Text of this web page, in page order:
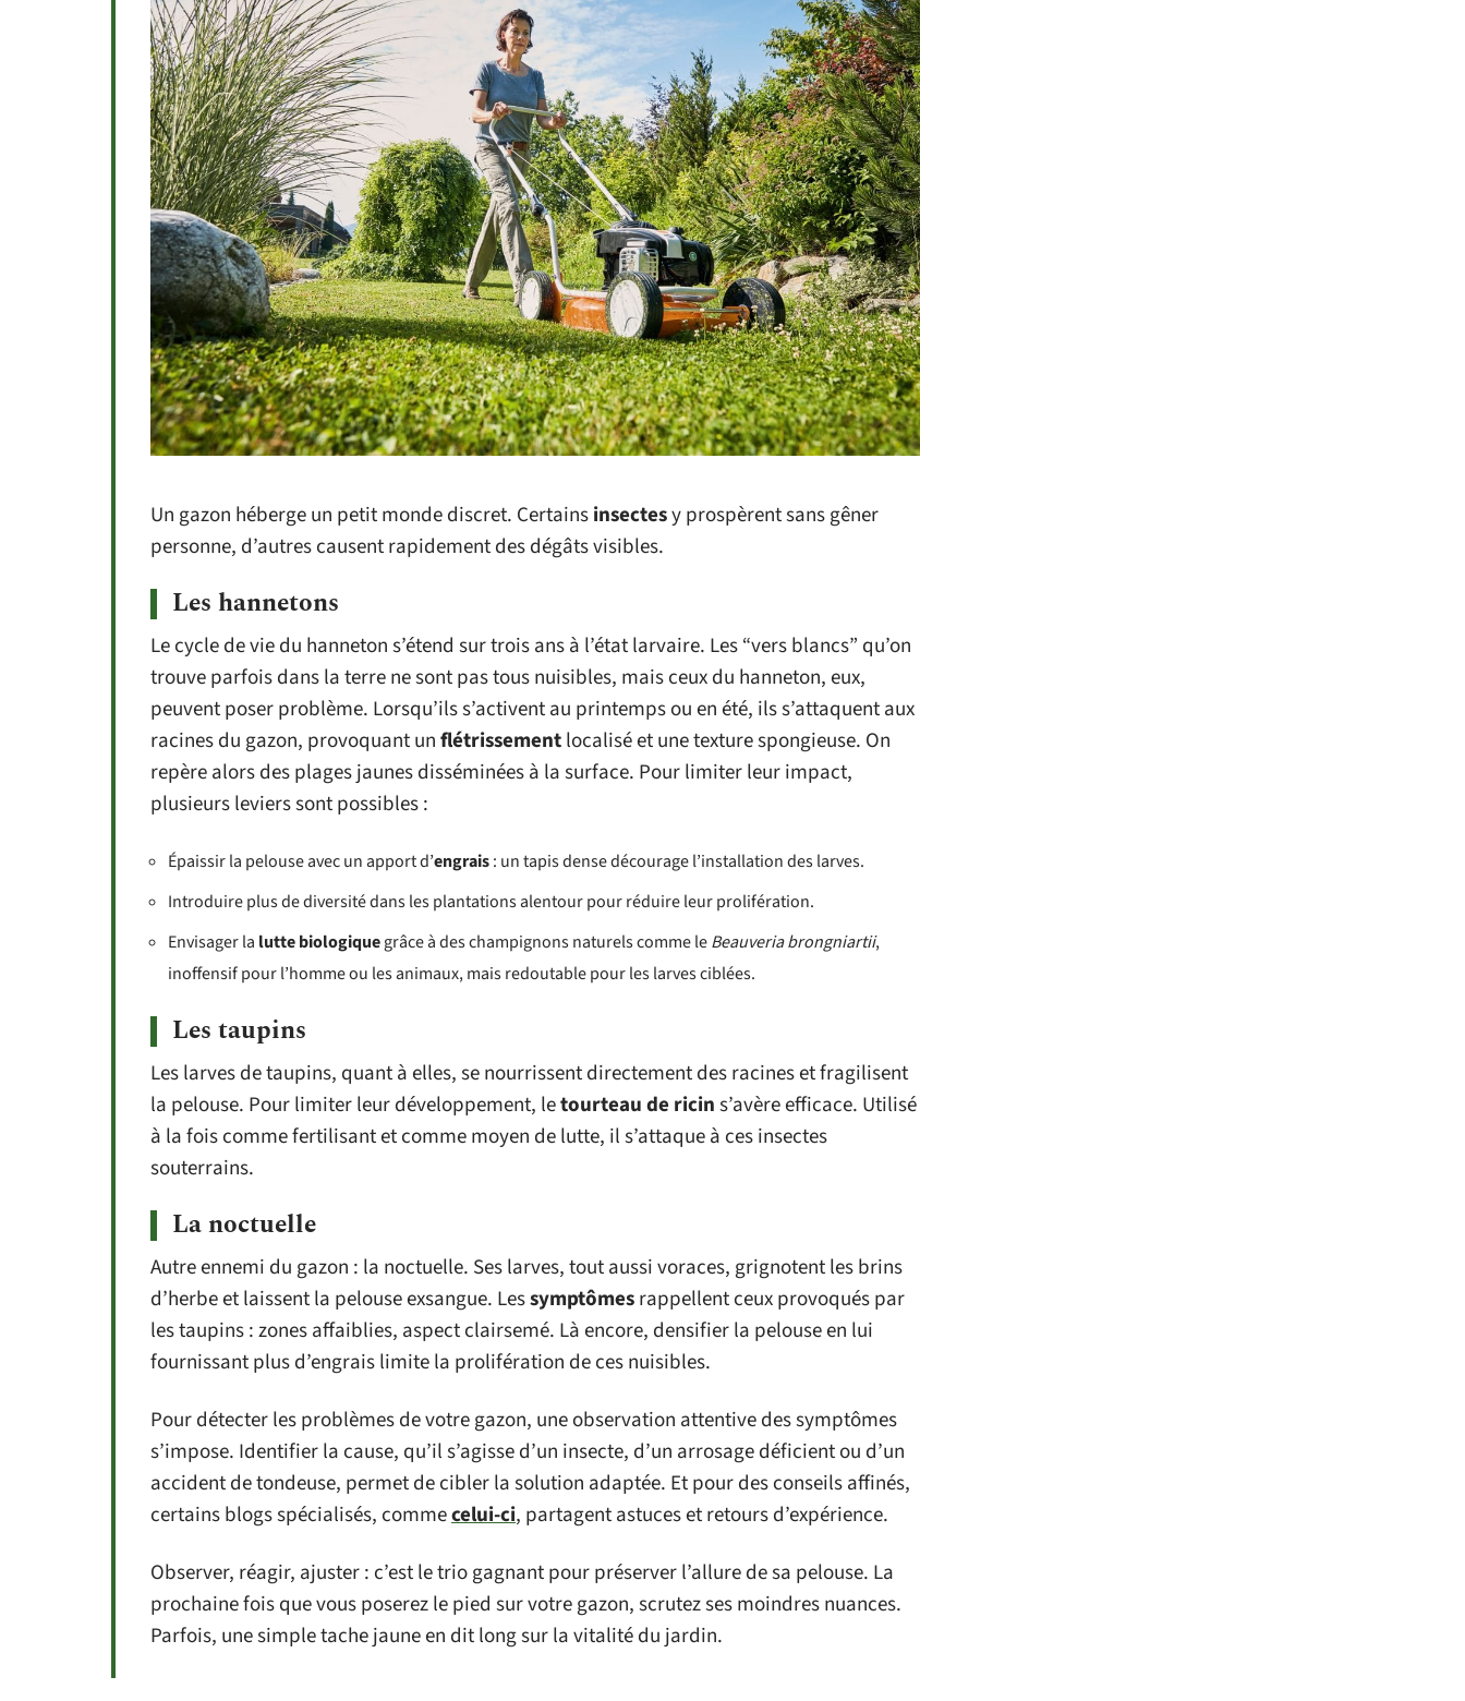
Un gazon héberge un petit monde discret. Certainsinsectesy prospèrent sans gêner
personne, d’autres causent rapidement des dégâts visibles.
Les hannetons
Le cycle de vie du hanneton s’étend sur trois ans à l’état larvaire. Les “vers blancs” qu’on
trouve parfois dans la terre ne sont pas tous nuisibles, mais ceux du hanneton, eux,
peuvent poser problème. Lorsqu’ils s’activent au printemps ou en été, ils s’attaquent aux
racines du gazon, provoquant unflétrissementlocalisé et une texture spongieuse. On
repère alors des plages jaunes disséminées à la surface. Pour limiter leur impact,
plusieurs leviers sont possibles :
Épaissir la pelouse avec un apport d’engrais: un tapis dense décourage l’installation des larves.
Introduire plus de diversité dans les plantations alentour pour réduire leur prolifération.
Envisager la lutte biologiquegrâce à des champignons naturels comme leBeauveria brongniartii,
inoffensif pour l’homme ou les animaux, mais redoutable pour les larves ciblées.
Les taupins
Les larves de taupins, quant à elles, se nourrissent directement des racines et fragilisent
la pelouse. Pour limiter leur développement, letourteau de ricins’avère efficace. Utilisé
à la fois comme fertilisant et comme moyen de lutte, il s’attaque à ces insectes
souterrains.
La noctuelle
Autre ennemi du gazon : la noctuelle. Ses larves, tout aussi voraces, grignotent les brins
d’herbe et laissent la pelouse exsangue. Lessymptômesrappellent ceux provoqués par
les taupins : zones affaiblies, aspect clairsemé. Là encore, densifier la pelouse en lui
fournissant plus d’engrais limite la prolifération de ces nuisibles.
Pour détecter les problèmes de votre gazon, une observation attentive des symptômes
s’impose. Identifier la cause, qu’il s’agisse d’un insecte, d’un arrosage déficient ou d’un
accident de tondeuse, permet de cibler la solution adaptée. Et pour des conseils affinés,
certains blogs spécialisés, commecelui-ci, partagent astuces et retours d’expérience.
Observer, réagir, ajuster : c’est le trio gagnant pour préserver l’allure de sa pelouse. La
prochaine fois que vous poserez le pied sur votre gazon, scrutez ses moindres nuances.
Parfois, une simple tache jaune en dit long sur la vitalité du jardin.